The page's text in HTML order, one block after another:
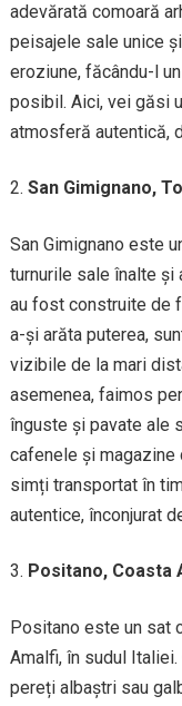
adevărată comoară
peisajele sale unice
eroziune, făcându-l
posibil. Aici, vei găsi
atmosferă autentică,
San Gimignano,
San Gimignano este
turnurile sale înalte și
au fost construite de
a-și arăta puterea,
vizibile de la mari
asemenea, faimos
înguste și pavate ale
cafenele și magazine
simți transportat în
autentice, înconjurat
Positano, Coasta
Positano este un sat
Amalfi, în sudul
pereți albaștri sau